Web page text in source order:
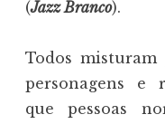
(Jazz Branco).
Todos misturam
personagens e
que pessoas